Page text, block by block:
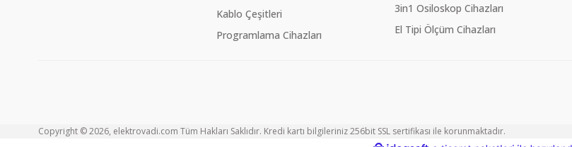
Kablo Çeşitleri
Programlama Cihazları
3in1 Osiloskop Cihazları
El Tipi Ölçüm Cihazları
Copyright © 2026, elektrovadi.com Tüm Hakları Saklıdır. Kredi kartı bilgileriniz 256bit SSL sertifikası ile korunmaktadır.